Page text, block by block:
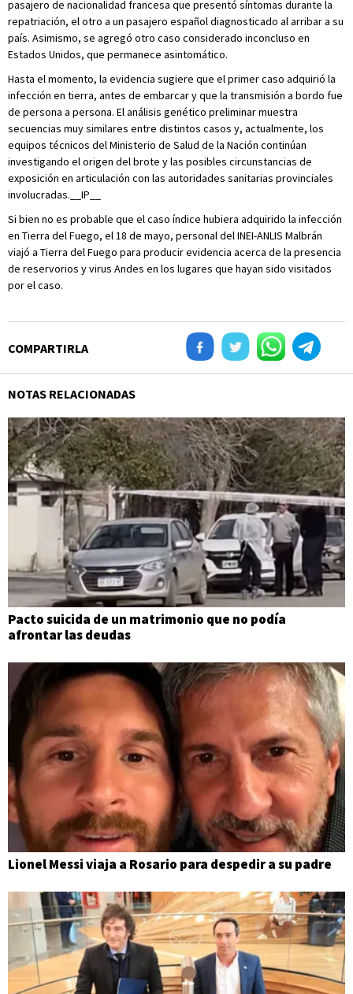
pasajero de nacionalidad francesa que presentó síntomas durante la
repatriación, el otro a un pasajero español diagnosticado al arribar a su
país. Asimismo, se agregó otro caso considerado inconcluso en
Estados Unidos, que permanece asintomático.
Hasta el momento, la evidencia sugiere que el primer caso adquirió la
infección en tierra, antes de embarcar y que la transmisión a bordo fue
de persona a persona. El análisis genético preliminar muestra
secuencias muy similares entre distintos casos y, actualmente, los
equipos técnicos del Ministerio de Salud de la Nación continúan
investigando el origen del brote y las posibles circunstancias de
exposición en articulación con las autoridades sanitarias provinciales
involucradas.__IP__
Si bien no es probable que el caso índice hubiera adquirido la infección
en Tierra del Fuego, el 18 de mayo, personal del INEI-ANLIS Malbrán
viajó a Tierra del Fuego para producir evidencia acerca de la presencia
de reservorios y virus Andes en los lugares que hayan sido visitados
por el caso.
COMPARTIRLA
NOTAS RELACIONADAS
Pacto suicida de un matrimonio que no podía
afrontar las deudas
Lionel Messi viaja a Rosario para despedir a su padre